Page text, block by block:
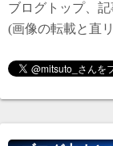
ブログトップ、
(画像の転載と直